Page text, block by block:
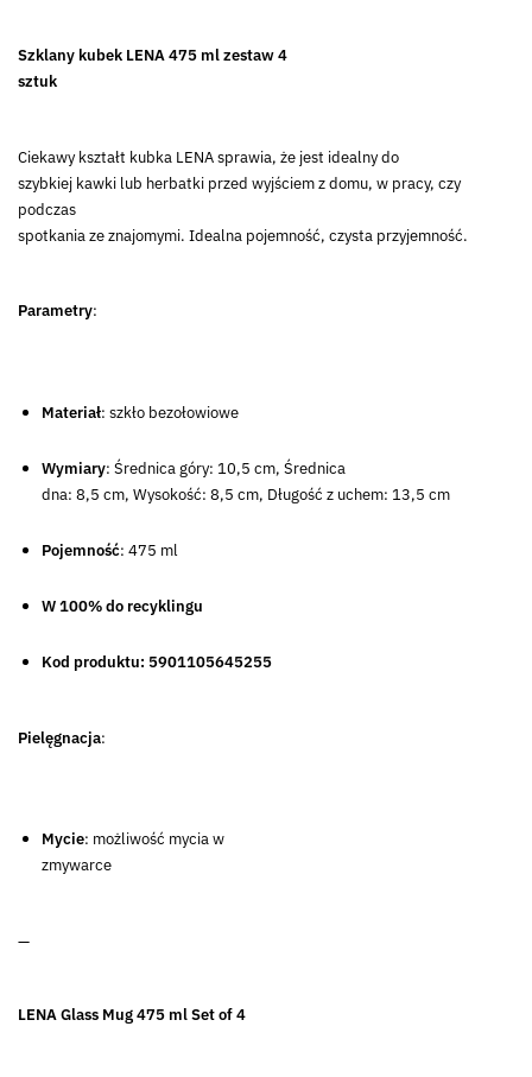
Szklany kubek LENA 475 ml zestaw 4
sztuk
Ciekawy kształt kubka LENA sprawia, że jest idealny do
szybkiej kawki lub herbatki przed wyjściem z domu, w pracy, czy
podczas
spotkania ze znajomymi. Idealna pojemność, czysta przyjemność.
Parametry:
Materiał: szkło bezołowiowe
Wymiary: Średnica góry: 10,5 cm, Średnica
dna: 8,5 cm, Wysokość: 8,5 cm, Długość z uchem: 13,5 cm
Pojemność: 475 ml
W 100% do recyklingu
Kod produktu: 5901105645255
Pielęgnacja:
Mycie: możliwość mycia w
zmywarce
—
LENA Glass Mug 475 ml Set of 4